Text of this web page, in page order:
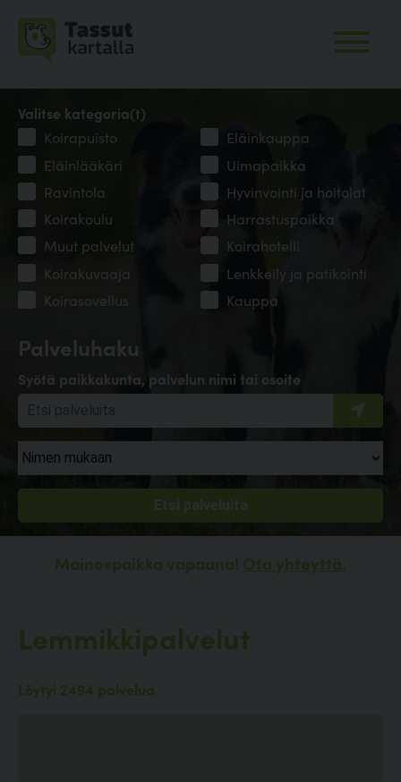
Palveluhaku
Syötä paikkakunta, palvelun nimi tai osoite
Valitse kategoria(t)
Koirapuisto
Eläinkauppa
Eläinlääkäri
Uimapaikka
Ravintola
Hyvinvointi ja hoitolat
Koirakoulu
Harrastuspaikka
Muut palvelut
Koirahotelli
Koirakuvaaja
Lenkkeily ja patikointi
Koirasovellus
Kauppa
Mainospaikka vapaana! Ota yhteyttä.
Lemmikkipalvelut
Löytyi 2494 palvelua